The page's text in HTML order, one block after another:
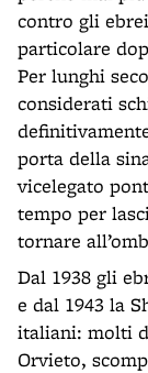
contro gli
particolare
Per lunghi
considerati
porta della
vicelegato
tempo per
tornare
Dal 1938 gli
e dal 1943 la
italiani: molti
Orvieto,